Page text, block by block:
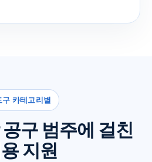
구 카테고리별
구 범주에 걸친
지원